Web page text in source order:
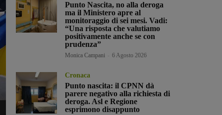
Punto Nascita, no alla deroga
ma il Ministero apre al
monitoraggio di sei mesi. Vadi:
“Una risposta che valutiamo
positivamente anche se con
prudenza”
Monica Campani 6 Agosto 2026
Cronaca
Punto nascita: il CPNN dà
parere negativo alla richiesta di
deroga. Asl e Regione
esprimono disappunto